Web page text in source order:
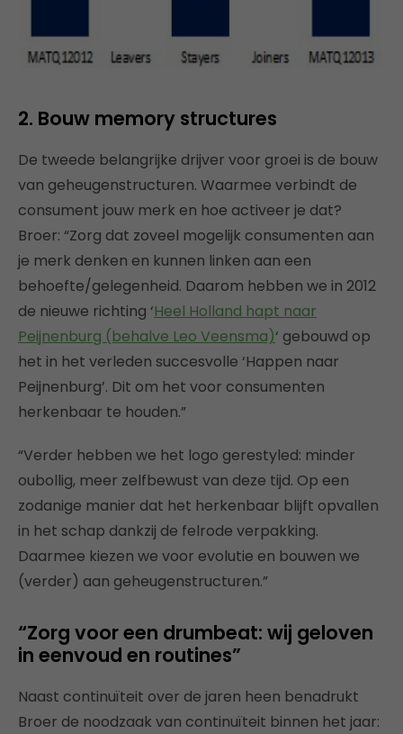
2. Bouw memory structures
De tweede belangrijke drijver voor groei is de bouw
van geheugenstructuren. Waarmee verbindt de
consument jouw merk en hoe activeer je dat?
Broer: “Zorg dat zoveel mogelijk consumenten aan
je merk denken en kunnen linken aan een
behoefte/gelegenheid. Daarom hebben we in 2012
de nieuwe richting ‘Heel Holland hapt naar
Peijnenburg (behalve Leo Veensma)‘ gebouwd op
het in het verleden succesvolle ‘Happen naar
Peijnenburg’. Dit om het voor consumenten
herkenbaar te houden.”
“Verder hebben we het logo gerestyled: minder
oubollig, meer zelfbewust van deze tijd. Op een
zodanige manier dat het herkenbaar blijft opvallen
in het schap dankzij de felrode verpakking.
Daarmee kiezen we voor evolutie en bouwen we
(verder) aan geheugenstructuren.”
“Zorg voor een drumbeat: wij geloven
in eenvoud en routines”
Naast continuïteit over de jaren heen benadrukt
Broer de noodzaak van continuïteit binnen het jaar: